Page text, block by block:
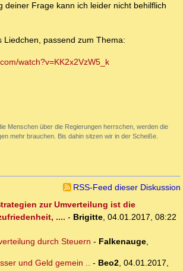
deiner Frage kann ich leider nicht behilflich
Liedchen, passend zum Thema:
watch?v=KK2x2VzW5_k
Menschen über die Regierungen herrschen, werden die
mehr brauchen. Bis dahin sitzen wir in der Scheiße.
RSS-Feed dieser Diskussion
zur Umverteilung ist die
.... - Brigitte, 04.01.2017, 08:22
durch Steuern - Falkenauge,
und Geld gemein .. - Beo2, 04.01.2017,